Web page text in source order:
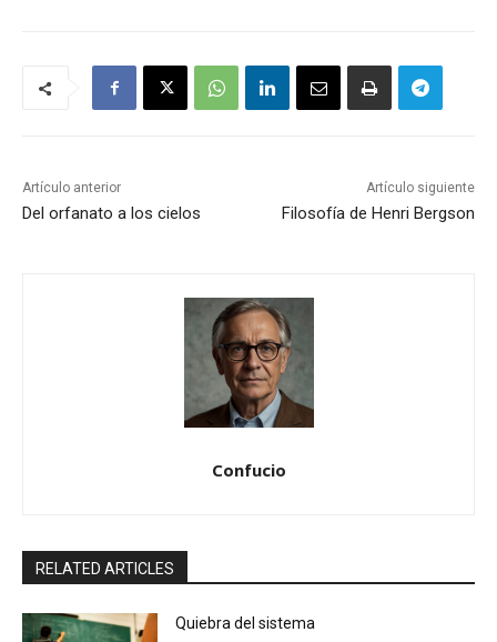
Artículo anterior
Del orfanato a los cielos
Artículo siguiente
Filosofía de Henri Bergson
Confucio
RELATED ARTICLES
Quiebra del sistema